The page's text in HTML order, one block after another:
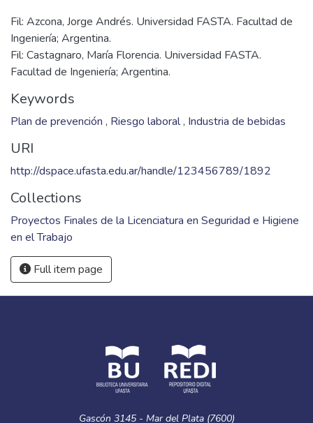
Fil: Azcona, Jorge Andrés. Universidad FASTA. Facultad de
Ingeniería; Argentina.
Fil: Castagnaro, María Florencia. Universidad FASTA.
Facultad de Ingeniería; Argentina.
Keywords
Plan de prevención , Riesgo laboral, Industria de bebidas
URI
http://dspace.ufasta.edu.ar/handle/123456789/1892
Collections
Proyectos Finales de la Licenciatura en Seguridad e Higiene
en el Trabajo
Full item page
Gascón 3145 - Mar del Plata (7600)